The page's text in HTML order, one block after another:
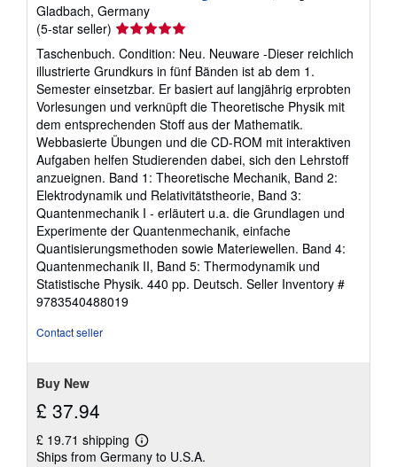
Gladbach, Germany
(5-star seller) Seller
rating
5
out
of
5
stars
Taschenbuch. Condition: Neu. Neuware -Dieser reichlich
illustrierte Grundkurs in fünf Bänden ist ab dem 1.
Semester einsetzbar. Er basiert auf langjährig erprobten
Vorlesungen und verknüpft die Theoretische Physik mit
dem entsprechenden Stoff aus der Mathematik.
Webbasierte Übungen und die CD-ROM mit interaktiven
Aufgaben helfen Studierenden dabei, sich den Lehrstoff
anzueignen. Band 1: Theoretische Mechanik, Band 2:
Elektrodynamik und Relativitätstheorie, Band 3:
Quantenmechanik I - erläutert u.a. die Grundlagen und
Experimente der Quantenmechanik, einfache
Quantisierungsmethoden sowie Materiewellen. Band 4:
Quantenmechanik II, Band 5: Thermodynamik und
Statistische Physik. 440 pp. Deutsch. Seller Inventory #
9783540488019
Contact seller
Buy New
£ 37.94
£ 19.71 shipping
Learn
more
Ships from Germany to U.S.A.